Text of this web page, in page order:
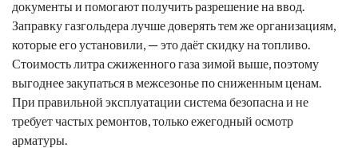
документы и помогают получить разрешение на ввод.
Заправку газгольдера лучше доверять тем же организациям,
которые его установили, — это даёт скидку на топливо.
Стоимость литра сжиженного газа зимой выше, поэтому
выгоднее закупаться в межсезонье по сниженным ценам.
При правильной эксплуатации система безопасна и не
требует частых ремонтов, только ежегодный осмотр
арматуры.